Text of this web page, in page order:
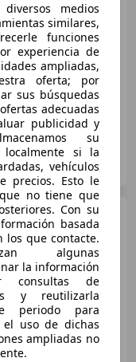
66 kW (90 CV)
2
i301.4CRDi Klass
66 kW (90 CV)
medios
similares,
funciones
experiencia de
ampliadas,
oferta; por
sus búsquedas
adecuadas
publicidad y
su
localmente si la
vehículos
precios. Esto le
no tiene que
Con su
basada
los que contacte.
algunas
la información
consultas de
y reutilizarla
periodo para
el uso de dichas
ampliadas no